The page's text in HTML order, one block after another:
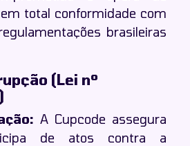
total conformidade com
brasileiras
(Lei nº
A Cupcode assegura
de atos contra a